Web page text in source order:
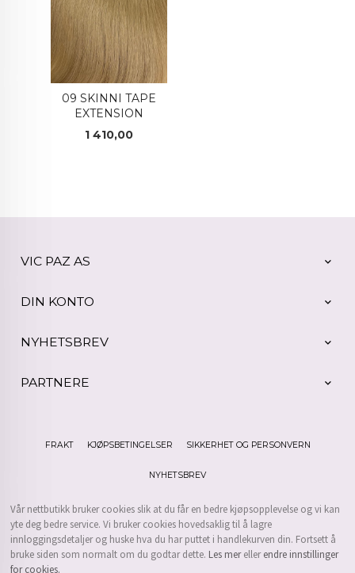
09 SKINNI TAPE
EXTENSION
Pris
1 410,00
VIC PAZ AS
DIN KONTO
NYHETSBREV
PARTNERE
FRAKT KJØPSBETINGELSER SIKKERHET OG PERSONVERN
NYHETSBREV
Vår nettbutikk bruker cookies slik at du får en bedre kjøpsopplevelse og vi kan
yte deg bedre service. Vi bruker cookies hovedsaklig til å lagre
innloggingsdetaljer og huske hva du har puttet i handlekurven din. Fortsett å
bruke siden som normalt om du godtar dette. Les merellerendre innstillinger
for cookies.